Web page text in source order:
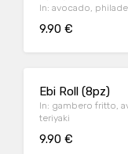
In: avocado,
9.90 €
Ebi Roll (8pz)
In: gambero fritto,
teriyaki
9.90 €